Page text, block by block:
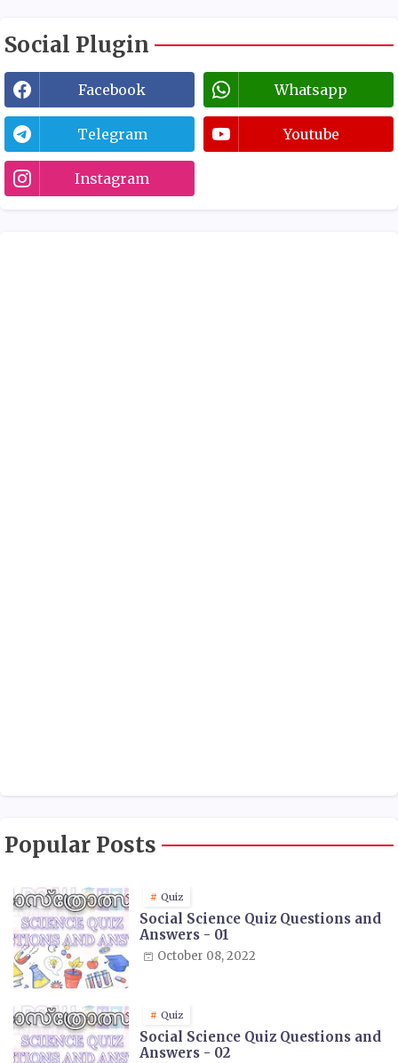
Social Plugin
Facebook Whatsapp
Telegram Youtube
Instagram
Popular Posts
Quiz
Social Science Quiz Questions and
Answers - 01
October 08, 2022
Quiz
Social Science Quiz Questions and
Answers - 02